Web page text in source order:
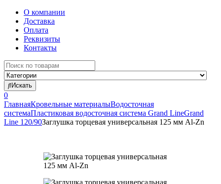
О компании
Доставка
Оплата
Реквизиты
Контакты
Search
for:
Искать
0
ГлавнаяКровельные материалыВодосточная
системаПластиковая водосточная система Grand LineGrand
Line 120/90Заглушка торцевая универсальная 125 мм Al-Zn